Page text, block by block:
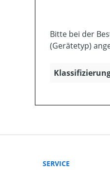
Bitte bei der
(Gerätetyp)
SERVICE